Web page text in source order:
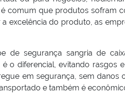
comum que produtos sofram
a excelência do produto, as
de segurança sangria de
é o diferencial, evitando
em segurança, sem danos
e também é